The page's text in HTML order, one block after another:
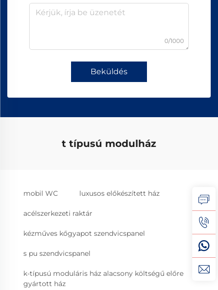
0/1000
Beküldés
t típusú modulház
mobil WC luxusos előkészített ház
acélszerkezeti raktár
kézműves kőgyapot szendvicspanel
s pu szendvicspanel
k-típusú moduláris ház alacsony költségű előre
gyártott ház